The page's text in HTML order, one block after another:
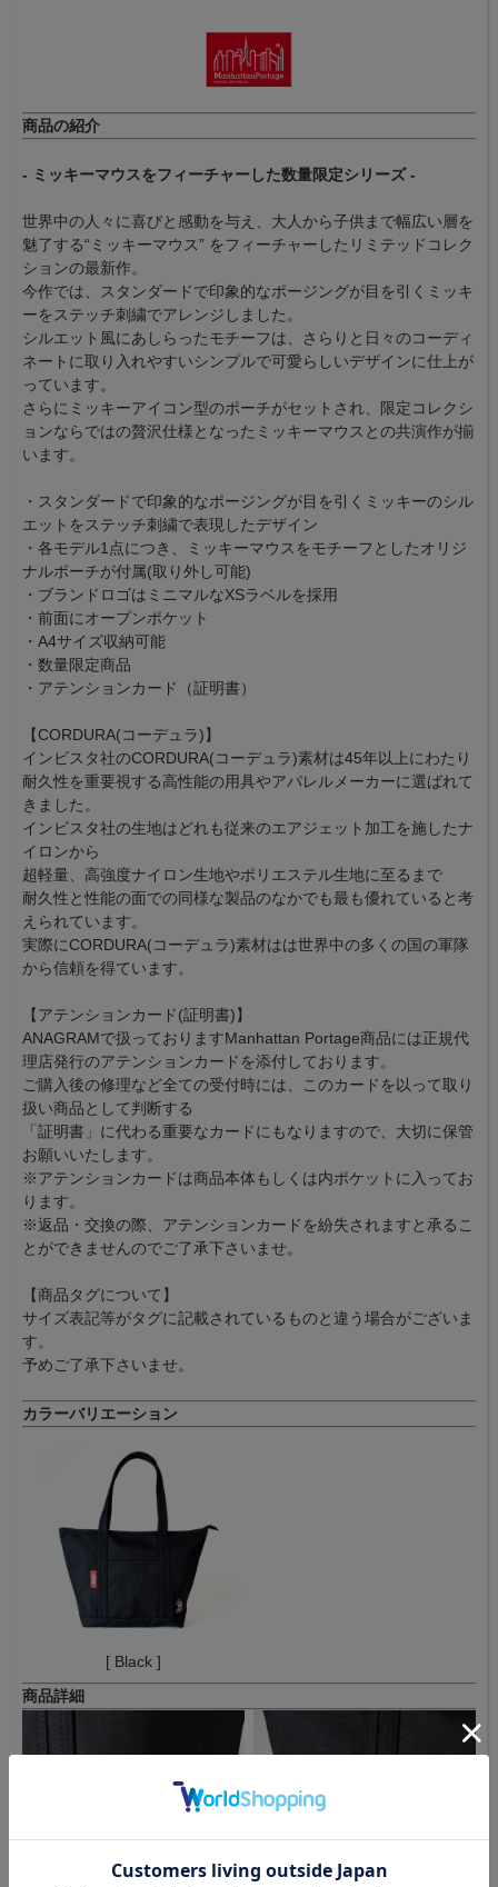
商品の紹介
- ミッキーマウスをフィーチャーした数量限定シリーズ -
世界中の人々に喜びと感動を与え、大人から子供まで幅広い層を
魅了する“ミッキーマウス” をフィーチャーしたリミテッドコレク
ションの最新作。
今作では、スタンダードで印象的なポージングが目を引くミッキ
ーをステッチ刺繍でアレンジしました。
シルエット風にあしらったモチーフは、さらりと日々のコーディ
ネートに取り入れやすいシンプルで可愛らしいデザインに仕上が
っています。
さらにミッキーアイコン型のポーチがセットされ、限定コレクシ
ョンならではの贅沢仕様となったミッキーマウスとの共演作が揃
います。
・スタンダードで印象的なポージングが目を引くミッキーのシル
エットをステッチ刺繍で表現したデザイン
・各モデル1点につき、ミッキーマウスをモチーフとしたオリジ
ナルポーチが付属(取り外し可能)
・ブランドロゴはミニマルなXSラベルを採用
・前面にオープンポケット
・A4サイズ収納可能
・数量限定商品
・アテンションカード（証明書）
【CORDURA(コーデュラ)】
インビスタ社のCORDURA(コーデュラ)素材は45年以上にわたり
耐久性を重要視する高性能の用具やアパレルメーカーに選ばれて
きました。
インビスタ社の生地はどれも従来のエアジェット加工を施したナ
イロンから
超軽量、高強度ナイロン生地やポリエステル生地に至るまで
耐久性と性能の面での同様な製品のなかでも最も優れていると考
えられています。
実際にCORDURA(コーデュラ)素材はは世界中の多くの国の軍隊
から信頼を得ています。
【アテンションカード(証明書)】
ANAGRAMで扱っておりますManhattan Portage商品には正規代
理店発行のアテンションカードを添付しております。
ご購入後の修理など全ての受付時には、このカードを以って取り
扱い商品として判断する
「証明書」に代わる重要なカードにもなりますので、大切に保管
お願いいたします。
※アテンションカードは商品本体もしくは内ポケットに入ってお
ります。
※返品・交換の際、アテンションカードを紛失されますと承るこ
とができませんのでご了承下さいませ。
【商品タグについて】
サイズ表記等がタグに記載されているものと違う場合がございま
す。
予めご了承下さいませ。
カラーバリエーション
[ Black ]
商品詳細